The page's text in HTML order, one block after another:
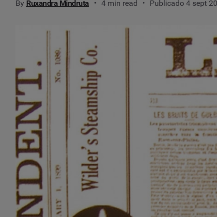
By Ruxandra Mindruta 4 min read Publicado 4 sept